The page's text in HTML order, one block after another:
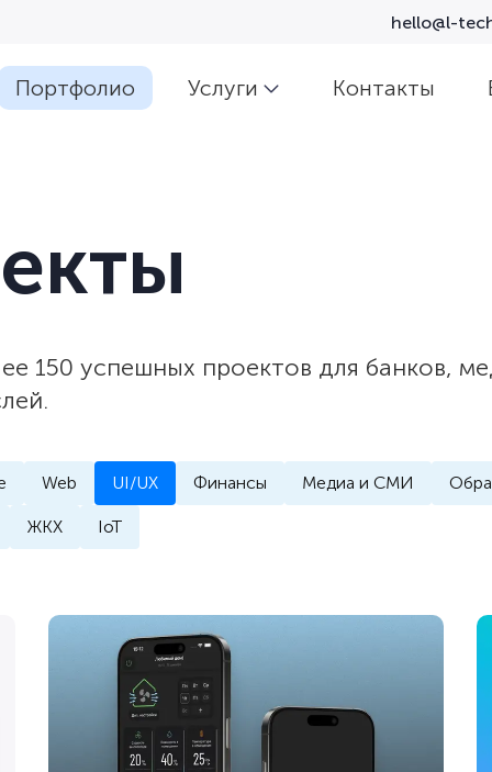
hello@l-
Портфолио Услуги Контакты
150 успешных проектов для банков,
Web UI/UX Финансы Медиа и СМИ
ЖКХ IoT